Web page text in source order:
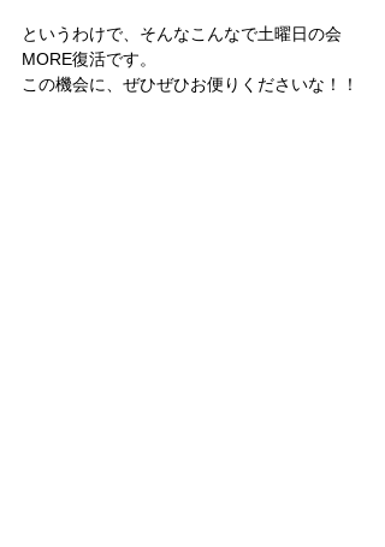
というわけで、そんなこんなで土曜日の会
MORE復活です。
この機会に、ぜひぜひお便りくださいな！！